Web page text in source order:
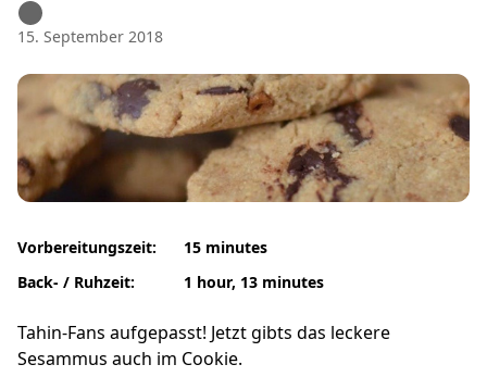
15. September 2018
Vorbereitungszeit:
Back- / Ruhzeit:
15 minutes
1 hour, 13 minutes
Tahin-Fans aufgepasst! Jetzt gibts das leckere
Sesammus auch im Cookie.